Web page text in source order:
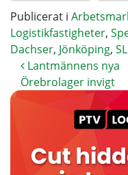
Publicerat i
Logistikfastigheter,
Dachser, Jönköping,
Lantmännens nya
Örebrolager invigt